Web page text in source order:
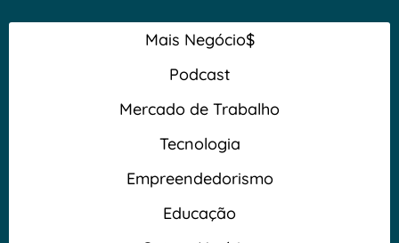
Mais Negócio$
Podcast
Mercado de Trabalho
Tecnologia
Empreendedorismo
Educação